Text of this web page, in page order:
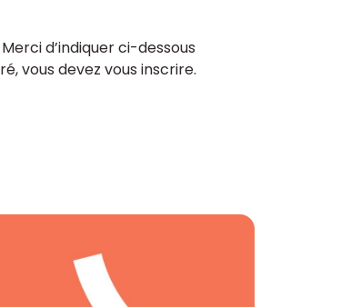
d’indiquer ci-dessous
vous devez vous inscrire.